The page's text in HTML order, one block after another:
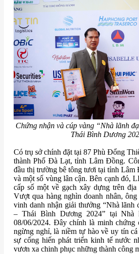
Chứng nhận và cúp vàng “Nhà lãnh
Thái Bình Dương
Có trụ sở chính đặt tại 87 Phù Đổng
thành Phố Đà Lạt, tỉnh Lâm Đồng.
đầu thị trường bê tông tươi tại tỉnh
và một số vùng lân cận. Bên cạnh đó,
cấp số một về gạch xây dựng trên
Vượt qua hàng nghìn doanh nhân,
vinh danh nhận giải thưởng “Nhà lãnh
– Thái Bình Dương 2024” tại Nhà
08/06/2024. Đây chính là minh
ngừng nghỉ, là niềm tự hào về uy tín
sự cống hiến phát triển kinh tế nước
vươn xa chinh phục những thành công